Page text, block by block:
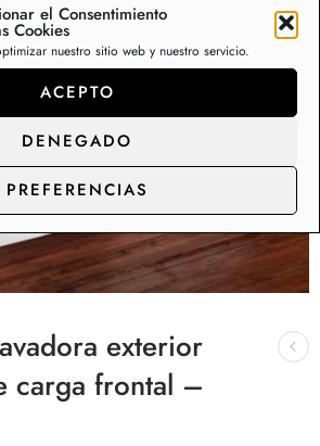
el Consentimiento
Cookies
nuestro sitio web y nuestro servicio.
ACEPTO
DENEGADO
PREFERENCIAS
exterior
carga frontal –